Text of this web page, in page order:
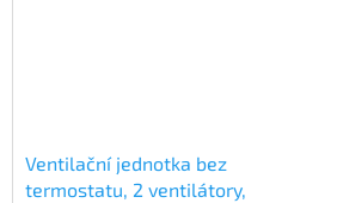
Ventilační jednotka bez
termostatu, 2 ventilátory,